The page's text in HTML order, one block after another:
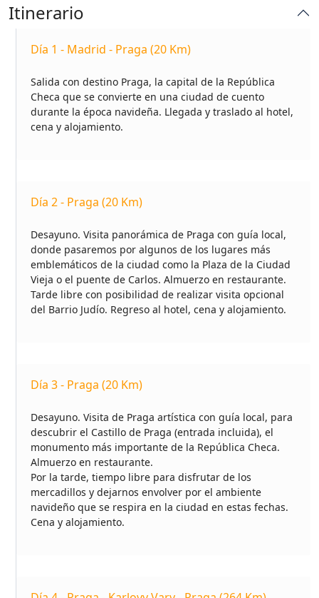
Itinerario
Día 1 - Madrid - Praga (20 Km)
Salida con destino Praga, la capital de la República
Checa que se convierte en una ciudad de cuento
durante la época navideña. Llegada y traslado al hotel,
cena y alojamiento.
Día 2 - Praga (20 Km)
Desayuno. Visita panorámica de Praga con guía local,
donde pasaremos por algunos de los lugares más
emblemáticos de la ciudad como la Plaza de la Ciudad
Vieja o el puente de Carlos. Almuerzo en restaurante.
Tarde libre con posibilidad de realizar visita opcional
del Barrio Judío. Regreso al hotel, cena y alojamiento.
Día 3 - Praga (20 Km)
Desayuno. Visita de Praga artística con guía local, para
descubrir el Castillo de Praga (entrada incluida), el
monumento más importante de la República Checa.
Almuerzo en restaurante.
Por la tarde, tiempo libre para disfrutar de los
mercadillos y dejarnos envolver por el ambiente
navideño que se respira en la ciudad en estas fechas.
Cena y alojamiento.